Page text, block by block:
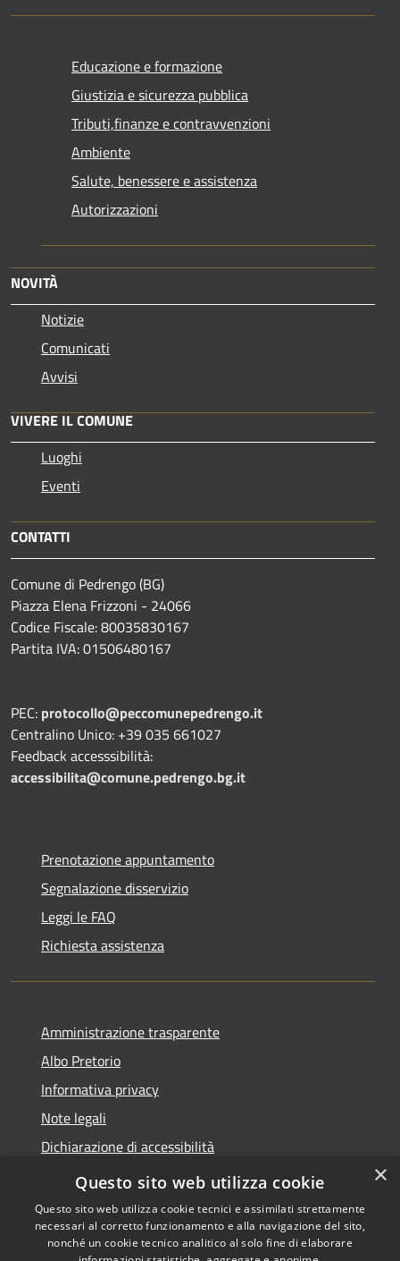
Educazione e formazione
Giustizia e sicurezza pubblica
Tributi,finanze e contravvenzioni
Ambiente
Salute, benessere e assistenza
Autorizzazioni
NOVITÀ
Notizie
Comunicati
Avvisi
VIVERE IL COMUNE
Luoghi
Eventi
CONTATTI
Comune di Pedrengo (BG)
Piazza Elena Frizzoni - 24066
Codice Fiscale: 80035830167
Partita IVA: 01506480167
PEC: protocollo@peccomunepedrengo.it
Centralino Unico: +39 035 661027
Feedback accesssibilità:
accessibilita@comune.pedrengo.bg.it
Prenotazione appuntamento
Segnalazione disservizio
Leggi le FAQ
Richiesta assistenza
Amministrazione trasparente
Albo Pretorio
Informativa privacy
Note legali
Dichiarazione di accessibilità
Area riservata dipendenti
×
Questo sito web utilizza cookie
Questo sito web utilizza cookie tecnici e assimilati strettamente
necessari al corretto funzionamento e alla navigazione del sito,
nonché un cookie tecnico analitico al solo fine di elaborare